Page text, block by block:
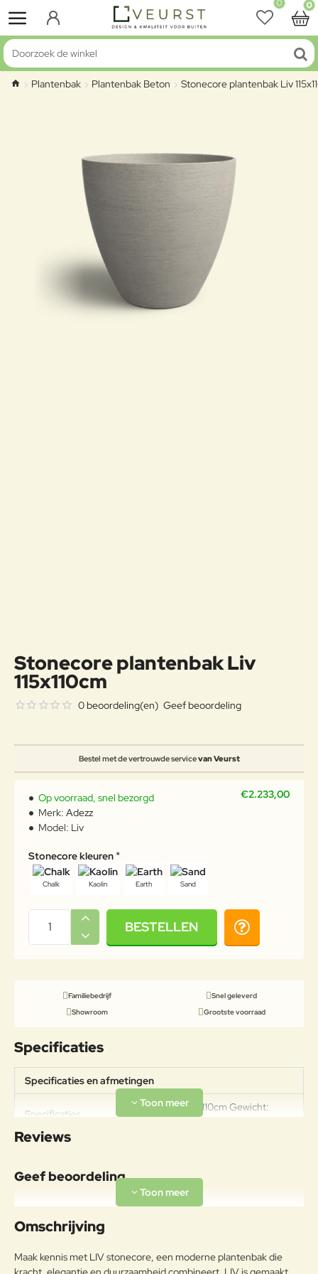
0 0
Doorzoek de winkel
Plantenbak Plantenbak Beton Stonecore plantenbak Liv
Stonecore plantenbak Liv
115x110cm
Bestel met de vertrouwde servicevan Veurst
0 beoordeling(en) Geef beoordeling
€2.233,00
Op voorraad, snel bezorgd
Merk: Adezz
Model: Liv
Stonecore kleuren
Chalk Kaolin Earth Sand
BESTELLEN
Familiebedrijf
Snel geleverd
Showroom
Grootste voorraad
Specificaties
Specificaties en afmetingen
Specificaties
Afmeting: 115x110cm Gewicht:
Reviews
Geef beoordeling
Uw naam:
g:
Omschrijving
Maak kennis met LIV stonecore, een moderne plantenbak die